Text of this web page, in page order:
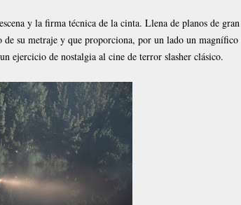
y la firma técnica de la cinta. Llena de planos de gran
su metraje y que proporciona, por un lado un magnífico
ejercicio de nostalgia al cine de terror slasher clásico.